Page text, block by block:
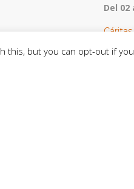
Del 02
sobre
this, but you can opt-out if